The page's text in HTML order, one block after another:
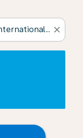
close